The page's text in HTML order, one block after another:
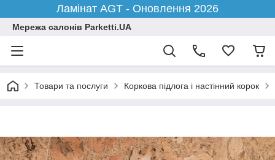
Ламінат AGT - Оновлення 2026
Мережа салонів Parketti.UA
Товари та послуги Коркова підлога і настінний корок